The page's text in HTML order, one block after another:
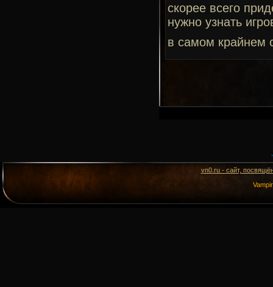
скорее всего
нужно узнать
в самом крайнем
vn0.ru - сайт,